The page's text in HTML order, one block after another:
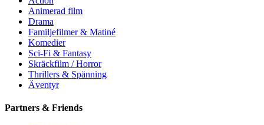
Animerad film
Drama
Familjefilmer & Matiné
Komedier
Sci-Fi & Fantasy
Skräckfilm / Horror
Thrillers & Spänning
Äventyr
Partners & Friends